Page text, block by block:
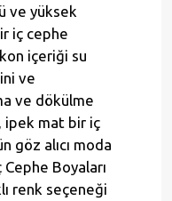
ve yüksek
iç cephe
içeriği su
ve
ve dökülme
ipek mat bir iç
göz alıcı moda
Boyaları
renk seçeneği